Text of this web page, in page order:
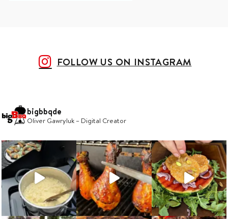
FOLLOW US ON INSTAGRAM
bigbbqde
Oliver Gawryluk – Digital Creator